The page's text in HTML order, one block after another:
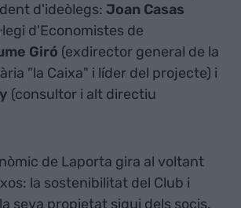
d'ideòlegs: Joan Casas
d'Economistes de
Giró (exdirector general de la
"la Caixa" i líder del projecte) i
(consultor i alt directiu
de Laporta gira al voltant
la sostenibilitat del Club i
seva propietat sigui dels socis.